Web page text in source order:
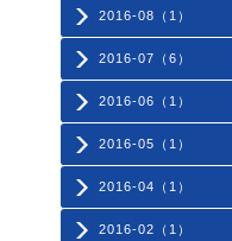
2016-08（1）
2016-07（6）
2016-06（1）
2016-05（1）
2016-04（1）
2016-02（1）